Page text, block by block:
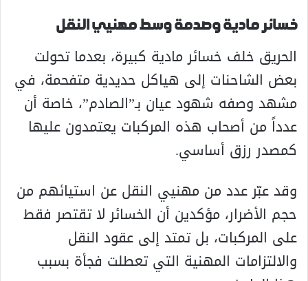
خسائر مادية وصدمة وسط مهنيي النقل
الحريق خلف خسائر مادية كبيرة، بعدما تحولت
بعض الشاحنات إلى هياكل حديدية متفحمة، في
مشهد وصفه شهود عيان بـ”الصادم”، خاصة أن
عدداً من أصحاب هذه المركبات يعتمدون عليها
كمصدر رزق أساسي.
وقد عبّر عدد من مهنيي النقل عن استيائهم من
حجم الأضرار، مؤكدين أن الخسائر لا تقتصر فقط
على المركبات، بل تمتد إلى عقود النقل
والالتزامات المهنية التي تعطلت فجأة بسبب